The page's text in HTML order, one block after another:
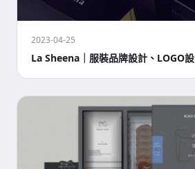
2023-04-25
La Sheena｜服裝品牌設計、LOGO